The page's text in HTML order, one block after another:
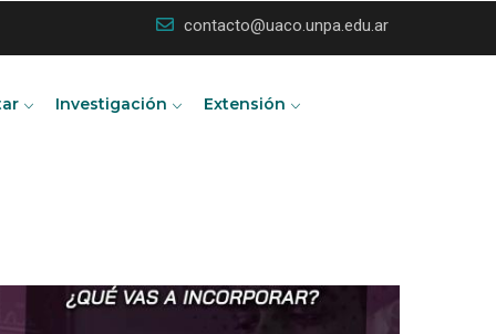
contacto@uaco.unpa.edu.ar
Investigación Extensión